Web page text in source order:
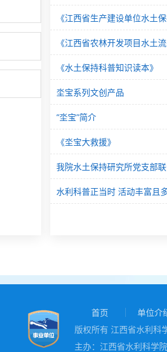
《江西省生产建设单位水土
《江西省农林开发项目水土
《水土保持科普知识读本》
坔宝系列文创产品
“坔宝”简介
《坔宝大救援》
我院水土保持研究所党支部
水利科普正当时 活动丰富
首页
单位介
版权所有 江西省水利科
主办：江西省水利科学